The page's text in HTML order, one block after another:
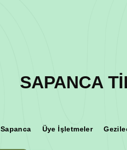
Sapanca Üye İşletmeler
SAPANCA